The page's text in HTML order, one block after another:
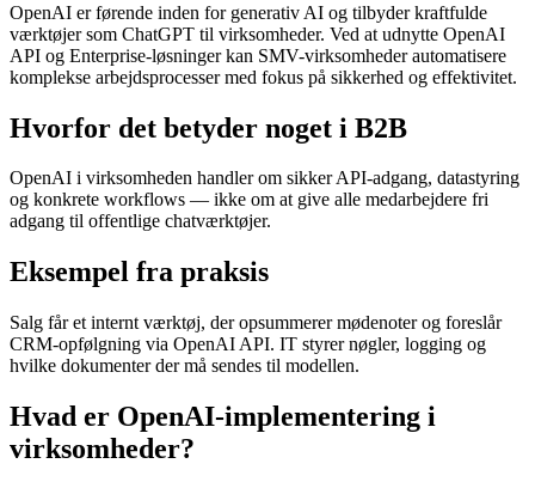
OpenAI er førende inden for generativ AI og tilbyder kraftfulde
værktøjer som ChatGPT til virksomheder. Ved at udnytte OpenAI
API og Enterprise-løsninger kan SMV-virksomheder automatisere
komplekse arbejdsprocesser med fokus på sikkerhed og effektivitet.
Hvorfor det betyder noget i B2B
OpenAI i virksomheden handler om sikker API-adgang, datastyring
og konkrete workflows — ikke om at give alle medarbejdere fri
adgang til offentlige chatværktøjer.
Eksempel fra praksis
Salg får et internt værktøj, der opsummerer mødenoter og foreslår
CRM-opfølgning via OpenAI API. IT styrer nøgler, logging og
hvilke dokumenter der må sendes til modellen.
Hvad er OpenAI-implementering i
virksomheder?